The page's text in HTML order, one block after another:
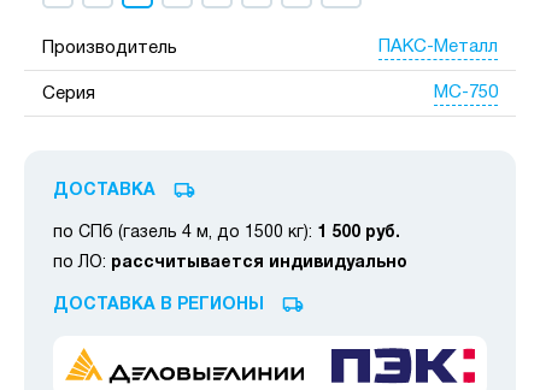
Производитель ПАКС-Металл
Серия МС-750
ДОСТАВКА
по СПб (газель 4 м, до 1500 кг): 1 500 руб.
по ЛО: рассчитывается индивидуально
ДОСТАВКА В РЕГИОНЫ